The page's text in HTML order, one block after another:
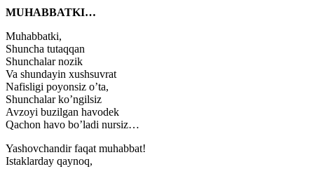
MUHABBATKI…
Muhabbatki,
Shuncha tutaqqan
Shunchalar nozik
Va shundayin xushsuvrat
Nafisligi poyonsiz o’ta,
Shunchalar ko’ngilsiz
Avzoyi buzilgan havodek
Qachon havo bo’ladi nursiz…
Yashovchandir faqat muhabbat!
Istaklarday qaynoq,